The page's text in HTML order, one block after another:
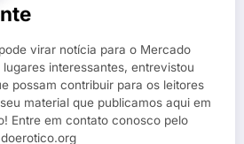
virar notícia para o Mercado
interessantes, entrevistou
possam contribuir para os leitores
material que publicamos aqui em
Entre em contato conosco pelo